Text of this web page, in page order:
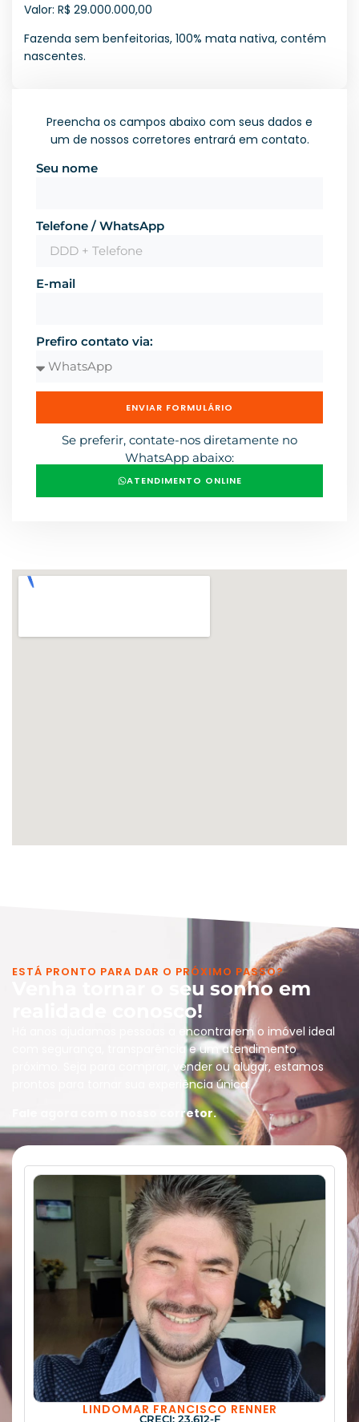
Valor: R$ 29.000.000,00
Fazenda sem benfeitorias, 100% mata nativa, contém
nascentes.
Preencha os campos abaixo com seus dados e
um de nossos corretores entrará em contato.
Seu nome
Telefone / WhatsApp
E-mail
Prefiro contato via:
ENVIAR FORMULÁRIO
Se preferir, contate-nos diretamente no
WhatsApp abaixo:
ATENDIMENTO ONLINE
ESTÁ PRONTO PARA DAR O PRÓXIMO PASSO?
Venha tornar o seu sonho em
realidade conosco!
Há anos ajudamos pessoas a encontrarem o imóvel ideal
com segurança, transparência e um atendimento
próximo. Seja para comprar, vender ou alugar, estamos
prontos para tornar sua experiência única.
Fale agora com o nosso corretor.
LINDOMAR FRANCISCO RENNER
CRECI: 23.612-F